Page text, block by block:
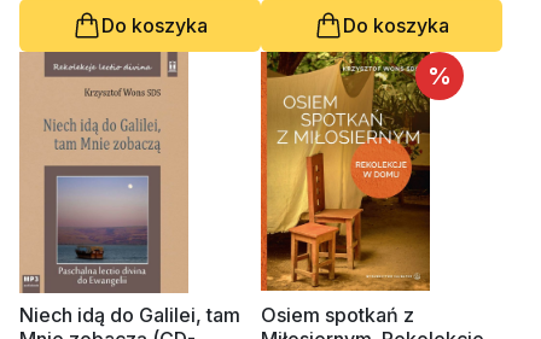
Do koszyka
Do koszyka
Niech idą do Galilei, tam
%
Osiem spotkań z